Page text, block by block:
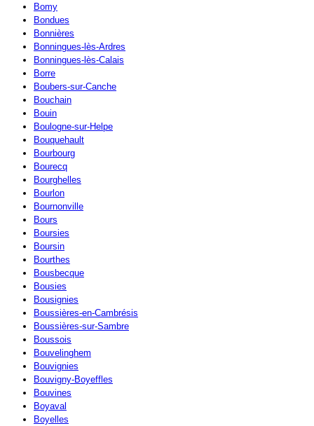
Bomy
Bondues
Bonnières
Bonningues-lès-Ardres
Bonningues-lès-Calais
Borre
Boubers-sur-Canche
Bouchain
Bouin
Boulogne-sur-Helpe
Bouquehault
Bourbourg
Bourecq
Bourghelles
Bourlon
Bournonville
Bours
Boursies
Boursin
Bourthes
Bousbecque
Bousies
Bousignies
Boussières-en-Cambrésis
Boussières-sur-Sambre
Boussois
Bouvelinghem
Bouvignies
Bouvigny-Boyeffles
Bouvines
Boyaval
Boyelles